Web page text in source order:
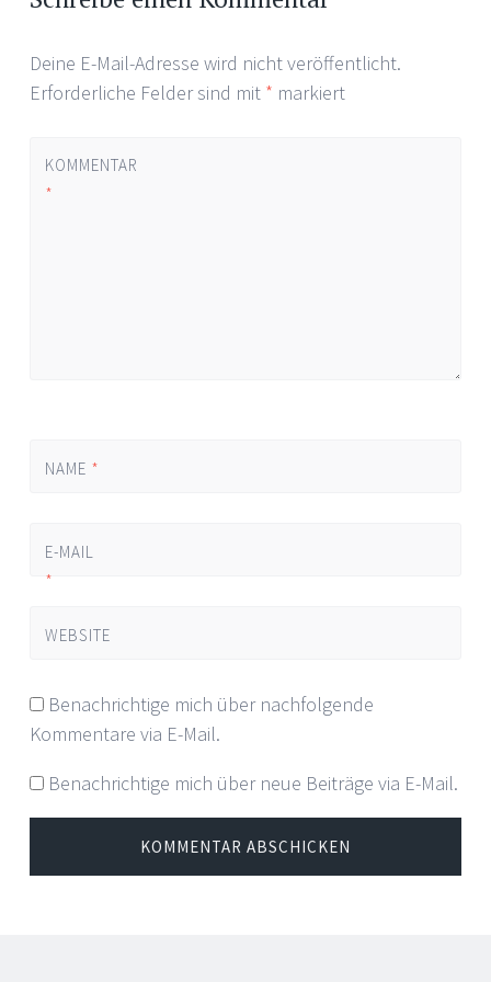
Deine E-Mail-Adresse wird nicht veröffentlicht.
Erforderliche Felder sind mit * markiert
KOMMENTAR
*
NAME *
E-MAIL
*
WEBSITE
Benachrichtige mich über nachfolgende
Kommentare via E-Mail.
Benachrichtige mich über neue Beiträge via E-Mail.